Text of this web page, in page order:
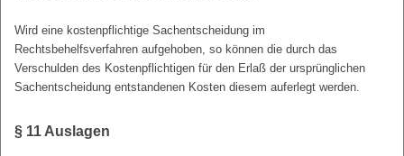
Wird eine kostenpflichtige Sachentscheidung im
Rechtsbehelfsverfahren aufgehoben, so können die durch das
Verschulden des Kostenpflichtigen für den Erlaß der ursprünglichen
Sachentscheidung entstandenen Kosten diesem auferlegt werden.
§ 11 Auslagen